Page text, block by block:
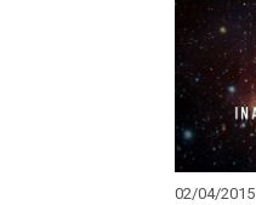
02/04/2015